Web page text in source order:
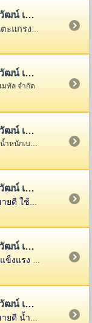
จำกัด
ตะแกรงเหล็กฉีกรุ่น xs32 เป็นตะแกรงเหล็กฉีกรุ่นเล็ก
จำกัด
มทัล จำกัด
จำกัด
ตะแกรงเหล็กฉีก XS41 สินค้าขายดี น้ำหนักเบา นิยมใช้กันมาก
จำกัด
นิยมใช้กันมาก
จำกัด
จากประหยัดที่สุด
จำกัด
หนักเบา